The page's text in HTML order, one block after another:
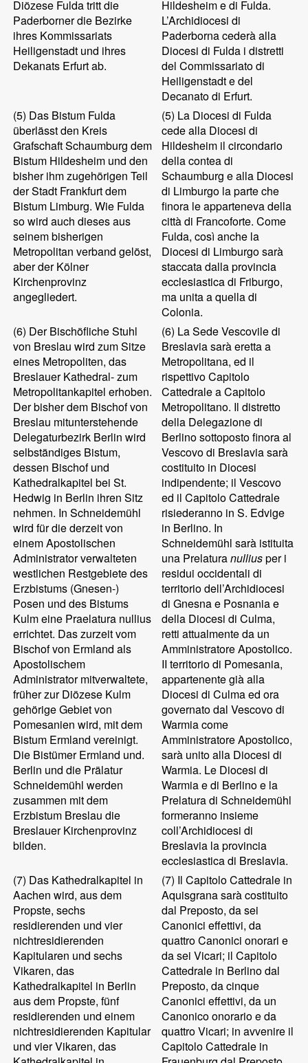
Diözese Fulda tritt die
Paderborner die Bezirke
ihres Kommissariats
Heiligenstadt und ihres
Dekanats Erfurt ab.
Hildesheim e di Fulda.
L’Archidiocesi di
Paderborna cederà alla
Diocesi di Fulda i distretti
del Commissariato di
Heiligenstadt e del
Decanato di Erfurt.
(5) Das Bistum Fulda
überlässt den Kreis
Grafschaft Schaumburg dem
Bistum Hildesheim und den
bisher ihm zugehörigen Teil
der Stadt Frankfurt dem
Bistum Limburg. Wie Fulda
so wird auch dieses aus
seinem bisherigen
Metropolitan verband gelöst,
aber der Kölner
Kirchenprovinz
angegliedert.
(5) La Diocesi di Fulda
cede alla Diocesi di
Hildesheim il circondario
della contea di
Schaumburg e alla Diocesi
di Limburgo la parte che
finora le apparteneva della
città di Francoforte. Come
Fulda, così anche la
Diocesi di Limburgo sarà
staccata dalla provincia
ecclesiastica di Friburgo,
ma unita a quella di
Colonia.
(6) Der Bischöfliche Stuhl
von Breslau wird zum Sitze
eines Metropoliten, das
Breslauer Kathedral- zum
Metropolitankapitel erhoben.
Der bisher dem Bischof von
Breslau mitunterstehende
Delegaturbezirk Berlin wird
selbständiges Bistum,
dessen Bischof und
Kathedralkapitel bei St.
Hedwig in Berlin ihren Sitz
nehmen. In Schneidemühl
wird für die derzeit von
einem Apostolischen
Administrator verwalteten
westlichen Restgebiete des
Erzbistums (Gnesen-)
Posen und des Bistums
Kulm eine Praelatura nullius
errichtet. Das zurzeit vom
Bischof von Ermland als
Apostolischem
Administrator mitverwaltete,
früher zur Diözese Kulm
gehörige Gebiet von
Pomesanien wird, mit dem
Bistum Ermland vereinigt.
Die Bistümer Ermland und.
Berlin und die Prälatur
Schneidemühl werden
zusammen mit dem
Erzbistum Breslau die
Breslauer Kirchenprovinz
bilden.
(6) La Sede Vescovile di
Breslavia sarà eretta a
Metropolitana, ed il
rispettivo Capitolo
Cattedrale a Capitolo
Metropolitano. Il distretto
della Delegazione di
Berlino sottoposto finora al
Vescovo di Breslavia sarà
costituito in Diocesi
indipendente; il Vescovo
ed il Capitolo Cattedrale
risiederanno in S. Edvige
in Berlino. In
Schneidemühl sarà istituita
una Prelaturanulliusper i
residui occidentali di
territorio dell’Archidiocesi
di Gnesna e Posnania e
della Diocesi di Culma,
retti attualmente da un
Amministratore Apostolico.
II territorio di Pomesania,
appartenente già alla
Diocesi di Culma ed ora
governato dal Vescovo di
Warmia come
Amministratore Apostolico,
sarà unito alla Diocesi di
Warmia. Le Diocesi di
Warmia e di Berlino e la
Prelatura di Schneidemühl
formeranno insieme
coll’Archidiocesi di
Breslavia la provincia
ecclesiastica di Breslavia.
(7) Das Kathedralkapitel in
Aachen wird, aus dem
Propste, sechs
residierenden und vier
nichtresidierenden
Kapitularen und sechs
Vikaren, das
Kathedralkapitel in Berlin
aus dem Propste, fünf
residierenden und einem
nichtresidierenden Kapitular
und vier Vikaren, das
(7) Il Capitolo Cattedrale in
Aquisgrana sarà costituito
dal Preposto, da sei
Canonici effettivi, da
quattro Canonici onorari e
da sei Vicari; il Capitolo
Cattedrale in Berlino dal
Preposto, da cinque
Canonici effettivi, da un
Canonico onorario e da
quattro Vicari; in avvenire il
Capitolo Cattedrale in